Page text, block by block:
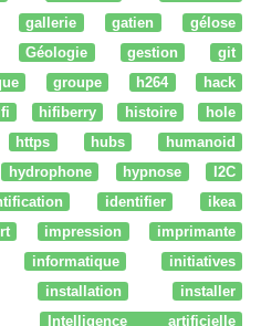
gallerie gatien
gélose
Géologie gestion
git
groupe h264
hack
hifiberry histoire
hole
https hubs
humanoid
hydrophone hypnose
I2C
identifier
ikea
impression
imprimante
informatique
initiatives
installation
installer
Intelligence artificielle